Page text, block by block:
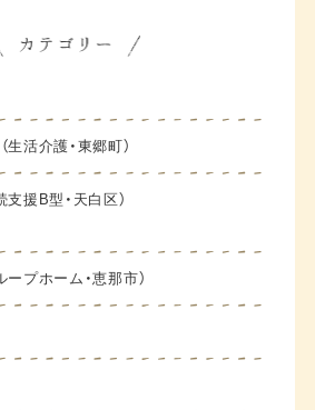
活介護・東郷町）
援B型・天白区）
プホーム・恵那市）